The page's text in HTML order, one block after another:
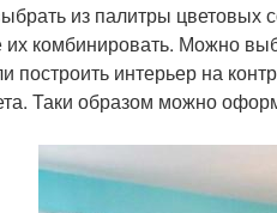
из палитры цветовых
комбинировать. Можно
построить интерьер на
Таки образом можно